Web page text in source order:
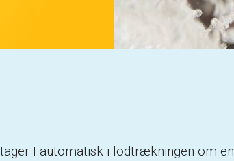
I automatisk i lodtrækningen om en